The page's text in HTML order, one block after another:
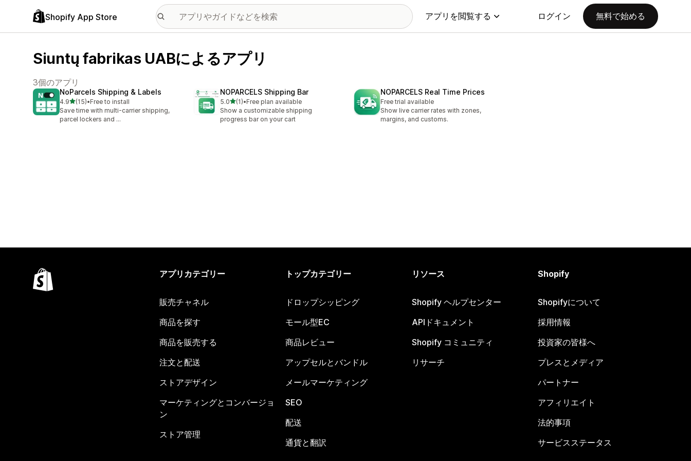
Shopify App Store アプリを閲覧する ログイン 無料で始める
Siuntų fabrikas UABによるアプリ
3個のアプリ
NoParcels Shipping & Labels
4.95つ星中
(15)
合計レビュー数：15件
•Free to install
Save time with multi-carrier shipping,
parcel lockers and ...
NOPARCELS Shipping Bar
5.05つ星中
(1)
合計レビュー数：1件
•Free plan available
Show a customizable shipping
progress bar on your cart
NOPARCELS Real Time Prices
Free trial available
Show live carrier rates with zones,
margins, and customs.
アプリカテゴリー
販売チャネル
商品を探す
商品を販売する
注文と配送
ストアデザイン
マーケティングとコンバージョ
ン
ストア管理
トップカテゴリー
ドロップシッピング
モール型EC
商品レビュー
アップセルとバンドル
メールマーケティング
SEO
配送
通貨と翻訳
リソース
Shopify ヘルプセンター
APIドキュメント
Shopify コミュニティ
リサーチ
Shopify
Shopifyについて
採用情報
投資家の皆様へ
プレスとメディア
パートナー
アフィリエイト
法的事項
サービスステータス